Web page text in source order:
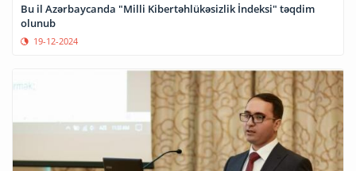
Bu il Azərbaycanda "Milli Kibertəhlükəsizlik İndeksi" təqdim
olunub
19-12-2024